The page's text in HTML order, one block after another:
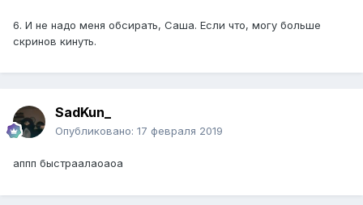
6. И не надо меня обсирать, Саша. Если что, могу больше
скринов кинуть.
SadKun_
Опубликовано: 17 февраля 2019
аппп быстраалаоаоа